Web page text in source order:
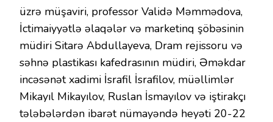
üzrə müşaviri, professor Validə Məmmədova,
İctimaiyyətlə əlaqələr və marketinq şöbəsinin
müdiri Sitarə Abdullayeva, Dram rejissoru və
səhnə plastikası kafedrasının müdiri, Əməkdar
incəsənət xadimi İsrafil İsrafilov, müəllimlər
Mikayıl Mikayılov, Ruslan İsmayılov və iştirakçı
tələbələrdən ibarət nümayəndə heyəti 20-22